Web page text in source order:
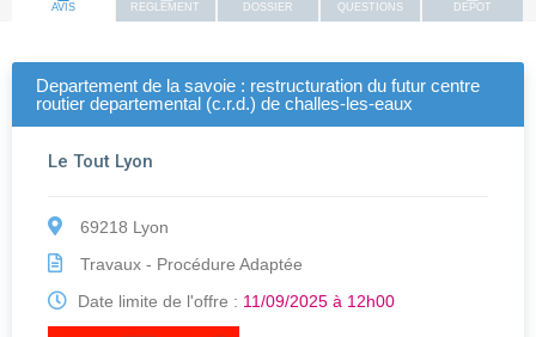
AVIS REGLEMENT DOSSIER QUESTIONS DEPOT
Departement de la savoie : restructuration du futur centre
routier departemental (c.r.d.) de challes-les-eaux
Le Tout Lyon
69218 Lyon
Travaux - Procédure Adaptée
Date limite de l'offre : 11/09/2025 à 12h00